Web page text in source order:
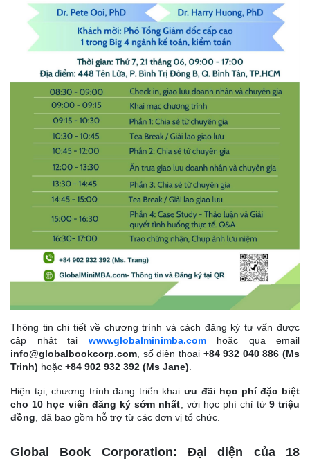
Thông tin chi tiết về chương trình và cách đăng ký tư vấn được
cập nhật tại www.globalminimba.comhoặc qua email
info@globalbookcorp.com , số điện thoại +84 932 040 886 (Ms
Trinh) hoặc +84 902 932 392 (Ms Jane)
Hiện tại, chương trình đang triển khaiưu đãi học phí đặc biệt
cho 10 học viên đăng ký sớm nhất , với học phí chỉ từ 9 triệu
đồng , đã bao gồm hỗ trợ từ các đơn vị tổ chức.
Global Book Corporation: Đại diện của 18